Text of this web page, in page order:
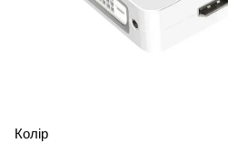
Колір